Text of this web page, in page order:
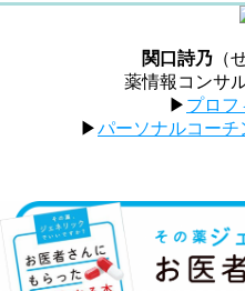
関口詩乃 （
薬情報コンサ
▶︎ プロフ
▶︎パーソナルコーチ